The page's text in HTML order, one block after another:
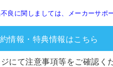
に関しましては、メーカーサポ
情報・特典情報はこちら
にて注意事項等をご確認く